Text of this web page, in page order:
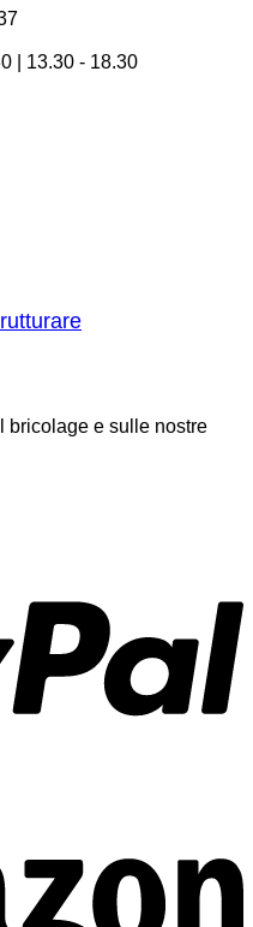
| 13.30 - 18.30
bricolage e sulle nostre